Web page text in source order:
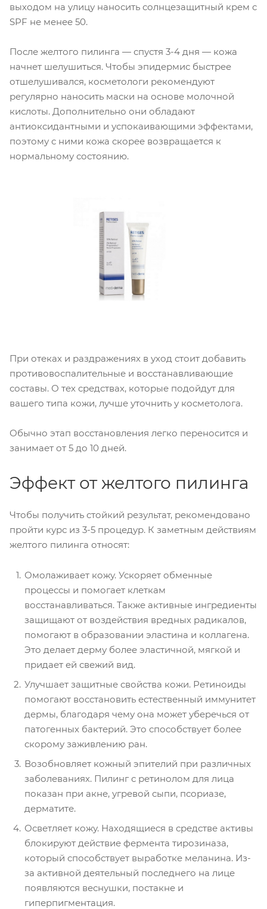
выходом на улицу наносить солнцезащитный крем с
SPF не менее 50.
После желтого пилинга — спустя 3-4 дня — кожа
начнет шелушиться. Чтобы эпидермис быстрее
отшелушивался, косметологи рекомендуют
регулярно наносить маски на основе молочной
кислоты. Дополнительно они обладают
антиоксидантными и успокаивающими эффектами,
поэтому с ними кожа скорее возвращается к
нормальному состоянию.
При отеках и раздражениях в уход стоит добавить
противовоспалительные и восстанавливающие
составы. О тех средствах, которые подойдут для
вашего типа кожи, лучше уточнить у косметолога.
Обычно этап восстановления легко переносится и
занимает от 5 до 10 дней.
Эффект от желтого пилинга
Чтобы получить стойкий результат, рекомендовано
пройти курс из 3-5 процедур. К заметным действиям
желтого пилинга относят:
Омолаживает кожу. Ускоряет обменные
процессы и помогает клеткам
восстанавливаться. Также активные ингредиенты
защищают от воздействия вредных радикалов,
помогают в образовании эластина и коллагена.
Это делает дерму более эластичной, мягкой и
придает ей свежий вид.
Улучшает защитные свойства кожи. Ретиноиды
помогают восстановить естественный иммунитет
дермы, благодаря чему она может уберечься от
патогенных бактерий. Это способствует более
скорому заживлению ран.
Возобновляет кожный эпителий при различных
заболеваниях. Пилинг с ретинолом для лица
показан при акне, угревой сыпи, псориазе,
дерматите.
Осветляет кожу. Находящиеся в средстве активы
блокируют действие фермента тирозиназа,
который способствует выработке меланина. Из-
за активной деятельный последнего на лице
появляются веснушки, постакне и
гиперпигментация.